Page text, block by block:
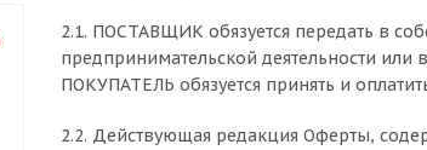
2.1. ПОСТАВЩИК обязуется передать в
предпринимательской деятельности
ПОКУПАТЕЛЬ обязуется принять и
2.2. Действующая редакция Оферты,